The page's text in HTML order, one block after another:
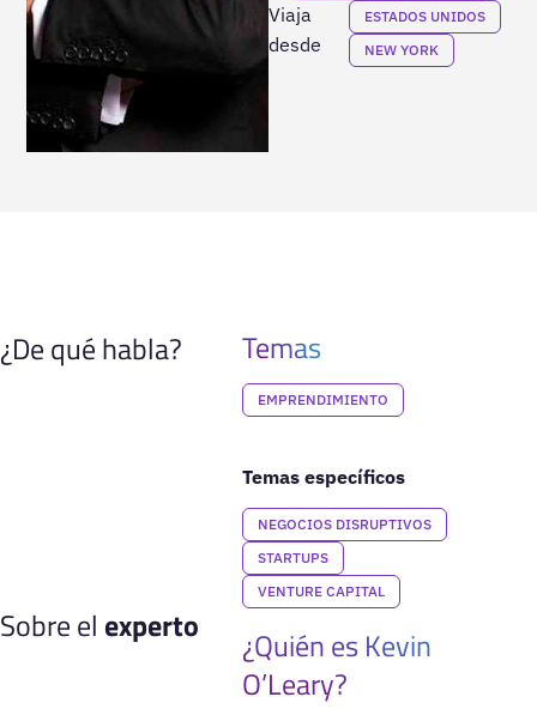
Viaja
desde
ESTADOS UNIDOS
NEW YORK
¿De qué habla? Temas
EMPRENDIMIENTO
Temas específicos
NEGOCIOS DISRUPTIVOS
STARTUPS
VENTURE CAPITAL
Sobre el experto
¿Quién es Kevin
O’Leary?